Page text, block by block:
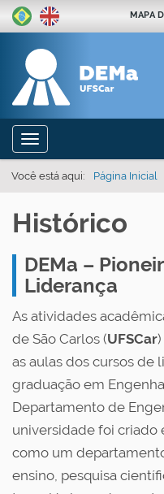
MAPA
Toggle navigation
Você está aqui: Página Inicial
Histórico
DEMa –
Liderança
As atividades
de São Carlos (UFSCar
as aulas dos cursos de
graduação em
Departamento de
universidade foi criado
como um
ensino, pesquisa